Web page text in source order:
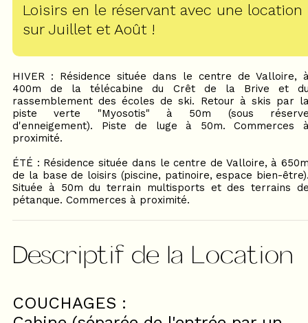
Loisirs en le réservant avec une location
sur Juillet et Août !
HIVER : Résidence située dans le centre de Valloire,
400m de la télécabine du Crêt de la Brive et
rassemblement des écoles de ski. Retour à skis par
piste verte "Myosotis" à 50m (sous
d'enneigement). Piste de luge à 50m. Commerces
proximité.
ÉTÉ : Résidence située dans le centre de Valloire, à
de la base de loisirs (piscine, patinoire, espace bien-
Située à 50m du terrain multisports et des terrains
pétanque. Commerces à proximité.
Descriptif de la Location
COUCHAGES :